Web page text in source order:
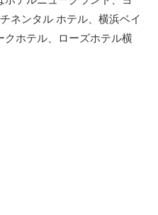
ネンタル ホテル、横浜ベイ
クホテル、ローズホテル横